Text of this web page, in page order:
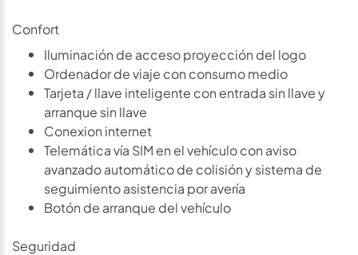
Confort
Iluminación de acceso proyección del logo
Ordenador de viaje con consumo medio
Tarjeta / llave inteligente con entrada sin llave y
arranque sin llave
Conexion internet
Telemática vía SIM en el vehículo con aviso
avanzado automático de colisión y sistema de
seguimiento asistencia por avería
Botón de arranque del vehículo
Seguridad